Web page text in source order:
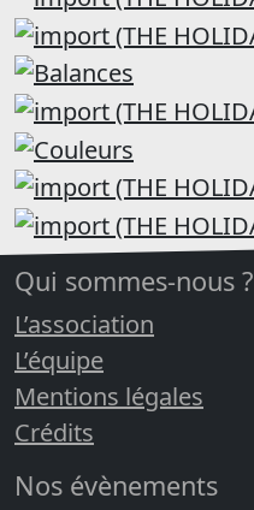
Qui sommes-nous ?
L’association
L’équipe
Mentions légales
Crédits
Nos évènements